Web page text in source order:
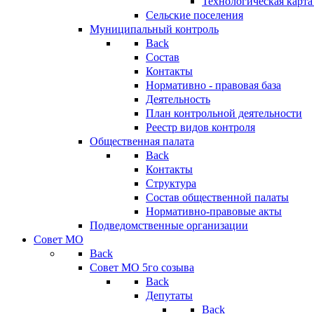
Сельские поселения
Муниципальный контроль
Back
Состав
Контакты
Нормативно - правовая база
Деятельность
План контрольной деятельности
Реестр видов контроля
Общественная палата
Back
Контакты
Структура
Состав общественной палаты
Нормативно-правовые акты
Подведомственные организации
Совет МО
Back
Совет МО 5го созыва
Back
Депутаты
Back